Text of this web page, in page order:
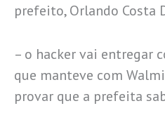
prefeito, Orlando Costa
– o hacker vai entregar
que manteve com
provar que a prefeita